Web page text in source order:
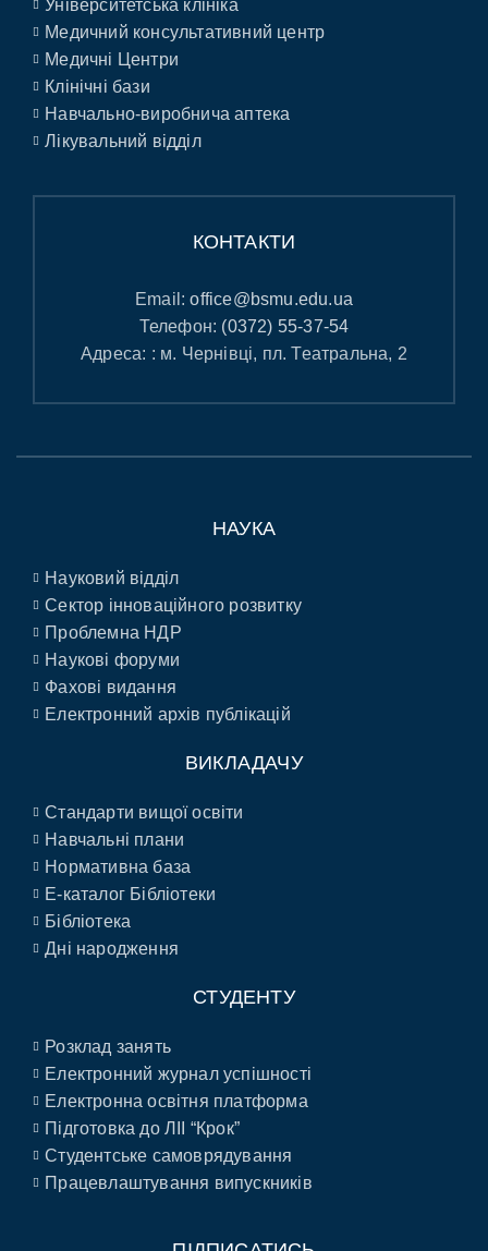
Університетська клініка
Медичний консультативний центр
Медичні Центри
Клінічні бази
Навчально-виробнича аптека
Лікувальний відділ
КОНТАКТИ
Email:office@bsmu.edu.ua
Телефон: (0372) 55-37-54
Адреса: : м. Чернівці, пл. Театральна, 2
НАУКА
Науковий відділ
Сектор інноваційного розвитку
Проблемна НДР
Наукові форуми
Фахові видання
Електронний архів публікацій
ВИКЛАДАЧУ
Стандарти вищої освіти
Навчальні плани
Нормативна база
E-каталог Бібліотеки
Бібліотека
Дні народження
СТУДЕНТУ
Розклад занять
Електронний журнал успішності
Електронна освітня платформа
Підготовка до ЛІІ “Крок”
Студентське самоврядування
Працевлаштування випускників